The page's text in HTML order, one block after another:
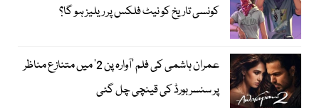
کونسی تاریخ کو نیٹ فلکس پر ریلیز ہو گا؟
عمران ہاشمی کی فلم ’آوارہ پن 2‘ میں متنازع مناظر
پر سنسر بورڈ کی قینچی چل گئی